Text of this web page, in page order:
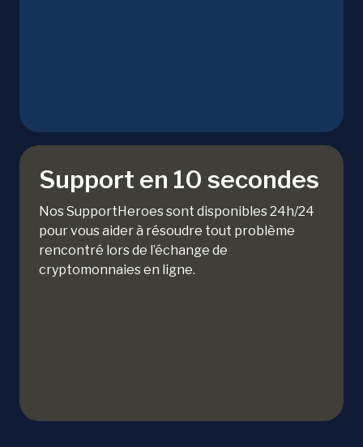
Support en 10 secondes
Nos SupportHeroes sont disponibles 24h/24
pour vous aider à résoudre tout problème
rencontré lors de l’échange de
cryptomonnaies en ligne.